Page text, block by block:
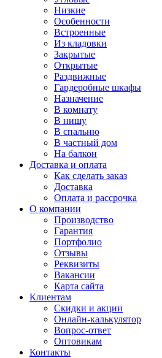
Низкие
Особенности
Встроенные
Из кладовки
Закрытые
Открытые
Раздвижные
Гардеробные шкафы
Назначение
В комнату
В нишу
В спальню
В частный дом
На балкон
Доставка и оплата
Как сделать заказ
Доставка
Оплата и рассрочка
О компании
Производство
Гарантия
Портфолио
Отзывы
Реквизиты
Вакансии
Карта сайта
Клиентам
Скидки и акции
Онлайн-калькулятор
Вопрос-ответ
Оптовикам
Контакты